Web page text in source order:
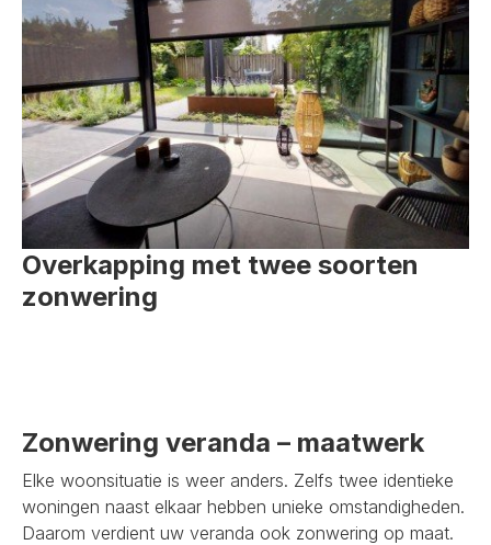
Overkapping met twee soorten
zonwering
Zonwering veranda – maatwerk
Elke woonsituatie is weer anders. Zelfs twee identieke
woningen naast elkaar hebben unieke omstandigheden.
Daarom verdient uw veranda ook zonwering op maat.